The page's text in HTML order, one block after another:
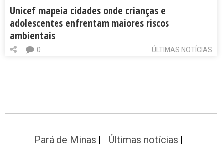
Unicef mapeia cidades onde crianças e
adolescentes enfrentam maiores riscos
ambientais
ÚLTIMAS NOTÍCIAS
0
Pará de Minas
Últimas notícias